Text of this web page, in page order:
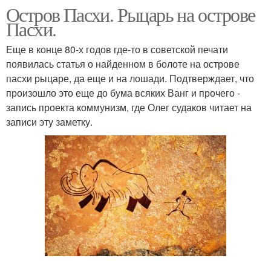
Остров Пасхи. Рыцарь на острове
Пасхи.
Еще в конце 80-х годов где-то в советской печати
появилась статья о найденном в болоте на острове
пасхи рыцаре, да еще и на лошади. Подтверждает, что
произошло это еще до бума всяких Ванг и прочего -
запись проекта коммунизм, где Олег судаков читает на
записи эту заметку.